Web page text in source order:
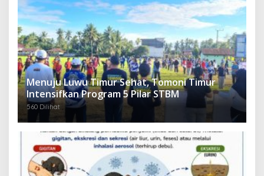
Menuju Luwu Timur Sehat, Tomoni Timur
Intensifkan Program 5 Pilar STBM
560 Dilihat